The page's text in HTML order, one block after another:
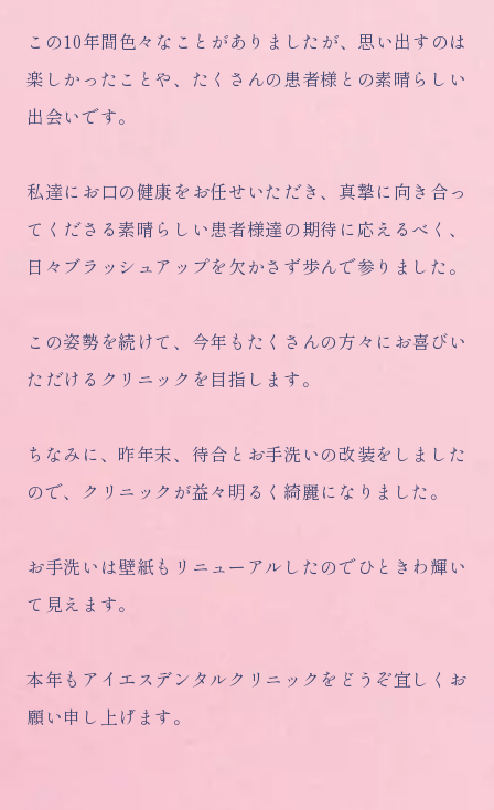
この10年間色々なことがありましたが、思い出すのは
楽しかったことや、たくさんの患者様との素晴らしい
出会いです。
私達にお口の健康をお任せいただき、真摯に向き合っ
てくださる素晴らしい患者様達の期待に応えるべく、
日々ブラッシュアップを欠かさず歩んで参りました。
この姿勢を続けて、今年もたくさんの方々にお喜びい
ただけるクリニックを目指します。
ちなみに、昨年末、待合とお手洗いの改装をしました
ので、クリニックが益々明るく綺麗になりました。
お手洗いは壁紙もリニューアルしたのでひときわ輝い
て見えます。
本年もアイエスデンタルクリニックをどうぞ宜しくお
願い申し上げます。